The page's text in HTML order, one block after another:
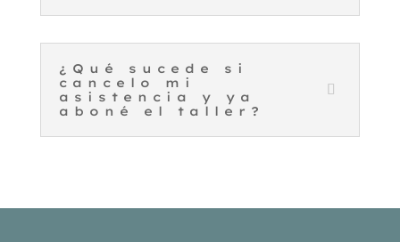
¿Qué sucede si
cancelo mi
asistencia y ya
aboné el taller?